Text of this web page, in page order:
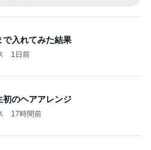
で入れてみた結果
1日前
初のヘアアレンジ
17時間前